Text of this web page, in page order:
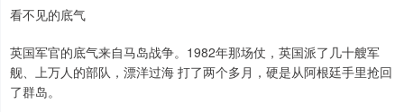
看不见的底气
英国军官的底气来自马岛战争。1982年那场仗，英国派了几十艘军
舰、上万人的部队，漂洋过海 打了两个多月，硬是从阿根廷手里抢回
了群岛。